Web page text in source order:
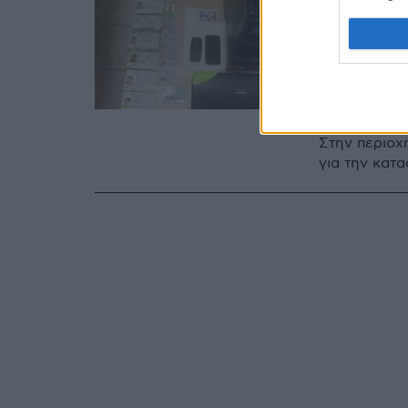
Στην
για την